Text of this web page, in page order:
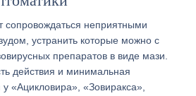
сопровождаться неприятными
устранить которые можно с
препаратов в виде мази.
действия и минимальная
у «Ацикловира», «Зовиракса»,